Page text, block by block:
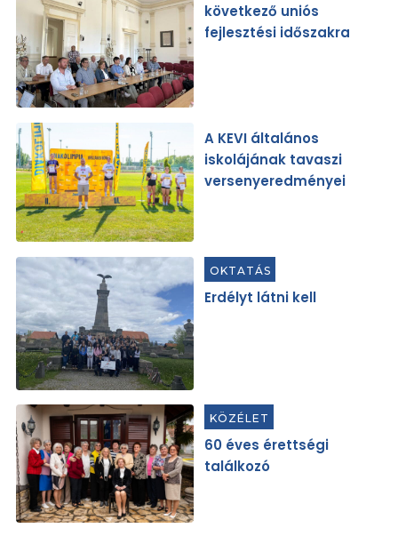
következő uniós
fejlesztési időszakra
A KEVI általános
iskolájának tavaszi
versenyeredményei
OKTATÁS
Erdélyt látni kell
KÖZÉLET
60 éves érettségi
találkozó